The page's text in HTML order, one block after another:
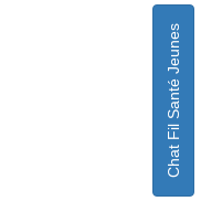
Chat Fil Santé Jeunes